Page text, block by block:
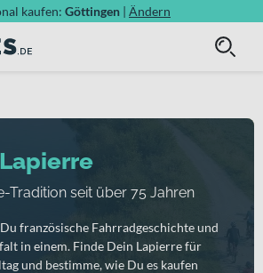
kaufen: Göttingen | Ändern
Tradition seit über 75 Jahren
französische Fahrradgeschichte und
in einem. Finde Dein Lapierre für
und bestimme, wie Du es kaufen